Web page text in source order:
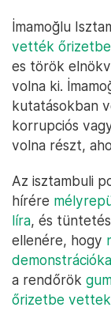
İmamoğlu
vették őrizetbe
es török
volna ki.
kutatásokban
korrupciós
volna részt,
Az isztambuli
hírére
líra, és
ellenére, hogy
a rendőrök
őrizetbe vettek